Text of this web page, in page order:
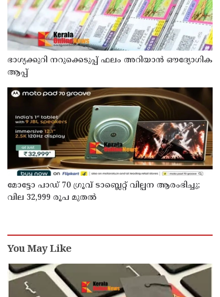
ഭാഗ്യക്കുറി നറുക്കെടുപ്പ് ഫലം അറിയാൻ ഔദ്യോഗിക
ആപ്പ്
മോട്ടോ പാഡ് 70 ഗ്രൂവ് ടാബ്ലെറ്റ് വില്പന ആരംഭിച്ചു;
വില 32,999 രൂപ മുതൽ
You May Like